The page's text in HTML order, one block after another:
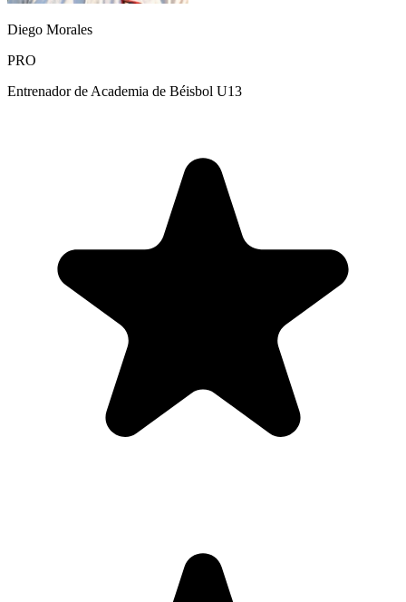
Diego Morales
PRO
Entrenador de Academia de Béisbol U13